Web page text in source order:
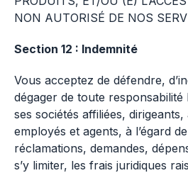
NON AUTORISÉ DE NOS
Section 12 : Indemnité
Vous acceptez de défendre,
dégager de toute responsabilité
ses sociétés affiliées,
employés et agents, à l’égard
réclamations, demandes,
s’y limiter, les frais juridiques